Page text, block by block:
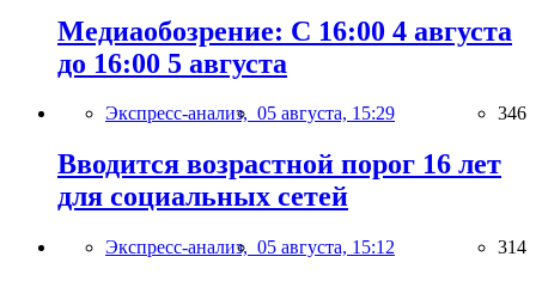
Медиаобозрение: С 16:00 4 августа
до 16:00 5 августа
Экспресс-анализ, 05 августа, 15:29 346
Вводится возрастной порог 16 лет
для социальных сетей
Экспресс-анализ, 05 августа, 15:12 314